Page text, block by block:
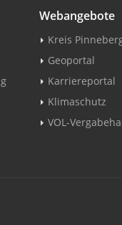
Webangebote
Kreis
Geoportal
Karriereportal
Klimaschutz
VOL-